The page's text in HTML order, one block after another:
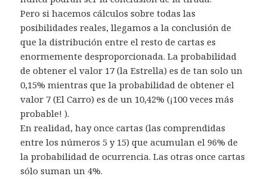
Pero si hacemos cálculos sobre todas las
posibilidades reales, llegamos a la conclusión de
que la distribución entre el resto de cartas es
enormemente desproporcionada. La probabilidad
de obtener el valor 17 (la Estrella) es de tan solo un
0,15% mientras que la probabilidad de obtener el
valor 7 (El Carro) es de un 10,42% (¡100 veces más
probable! ).
En realidad, hay once cartas (las comprendidas
entre los números 5 y 15) que acumulan el 96% de
la probabilidad de ocurrencia. Las otras once cartas
sólo suman un 4%.